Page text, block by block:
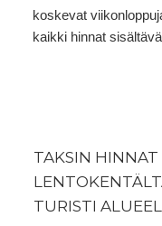
koskevat
kaikki hinnat
TAKSIN
TURISTI